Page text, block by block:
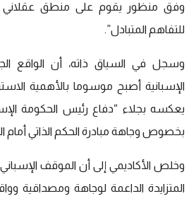
وفق منظور يقوم على منطق
للتفاهم المتبادل”.
وسجل في السياق ذاته، أن الواقع
الإسبانية أصبح موسوما بالأهمية
يعكسه بجلاء “دفاع رئيس الحكومة
بخصوص وجاهة مبادرة الحكم الذاتي أمام
وخلص الأكاديمي إلى أن الموقف الإسباني
المتزايدة الداعمة لوجاهة ومصداقية